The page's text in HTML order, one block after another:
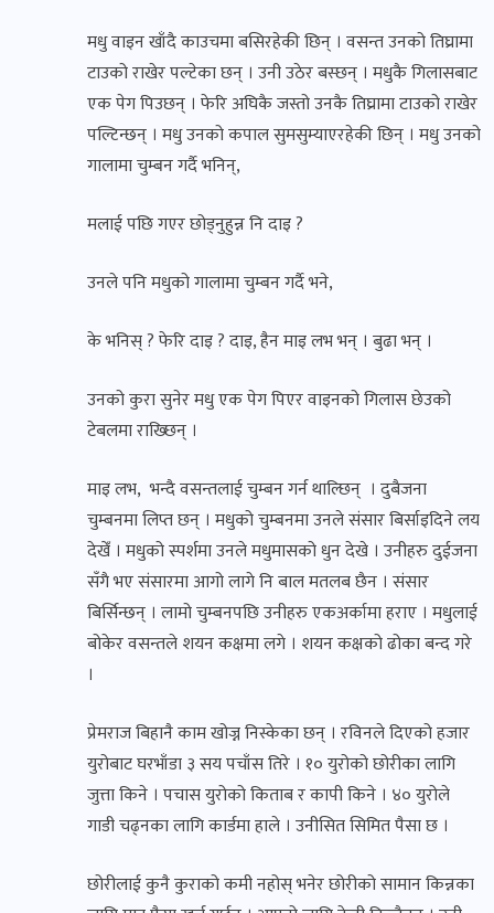
मधु वाइन खाँदै काउचमा बसिरहेकी छिन् । वसन्त उनको तिघ्रामा
टाउको राखेर पल्टेका छन् । उनी उठेर बस्छन् । मधुकै गिलासबाट
एक पेग पिउछन् । फेरि अघिकै जस्तो उनकै तिघ्रामा टाउको राखेर
पल्टिन्छन् । मधु उनको कपाल सुमसुम्याएरहेकी छिन् । मधु उनको
गालामा चुम्बन गर्दै भनिन्,
मलाई पछि गएर छोड्नुहुन्न नि दाइ ?
उनले पनि मधुको गालामा चुम्बन गर्दै भने,
के भनिस् ? फेरि दाइ ? दाइ, हैन माइ लभ भन् । बुढा भन् ।
उनको कुरा सुनेर मधु एक पेग पिएर वाइनको गिलास छेउको
टेबलमा राख्छिन् ।
माइ लभ, भन्दै वसन्तलाई चुम्बन गर्न थाल्छिन् । दुबैजना
चुम्बनमा लिप्त छन् । मधुको चुम्बनमा उनले संसार बिर्साइदिने लय
देखेँ । मधुको स्पर्शमा उनले मधुमासको धुन देखे । उनीहरु दुईजना
सँगै भए संसारमा आगो लागे नि बाल मतलब छैन । संसार
बिर्सिन्छन् । लामो चुम्बनपछि उनीहरु एकअर्कामा हराए । मधुलाई
बोकेर वसन्तले शयन कक्षमा लगे । शयन कक्षको ढोका बन्द गरे
।
प्रेमराज बिहानै काम खोज्न निस्केका छन् । रविनले दिएको हजार
युरोबाट घरभाँडा ३ सय पचाँस तिरे । १० युरोको छोरीका लागि
जुत्ता किने । पचास युरोको किताब र कापी किने । ४० युरोले
गाडी चढ्नका लागि कार्डमा हाले । उनीसित सिमित पैसा छ ।
छोरीलाई कुनै कुराको कमी नहोस् भनेर छोरीको सामान किन्नका